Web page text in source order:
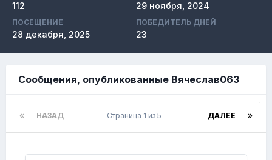
112 29 ноября, 2024
ПОСЕЩЕНИЕ
28 декабря, 2025
ПОБЕДИТЕЛЬ ДНЕЙ
23
Сообщения, опубликованные Вячеслав063
НАЗАД ДАЛЕЕ
Страница 1 из 5